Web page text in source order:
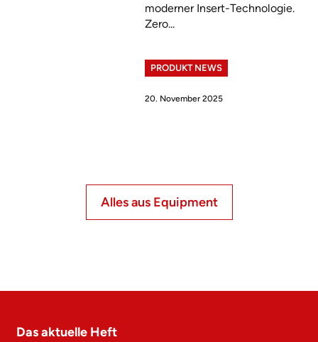
moderner Insert-Technologie.
Zero...
PRODUKT NEWS
20. November 2025
Alles aus Equipment
Das aktuelle Heft